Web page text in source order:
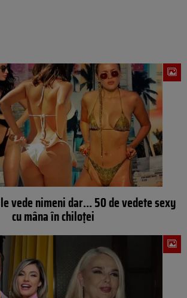
vede nimeni dar… 50 de vedete sexy
cu mâna în chiloţei